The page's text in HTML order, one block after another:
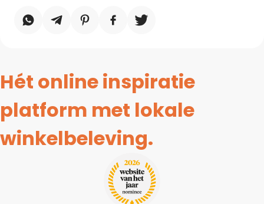
Hét online inspiratie
platform met lokale
winkelbeleving.